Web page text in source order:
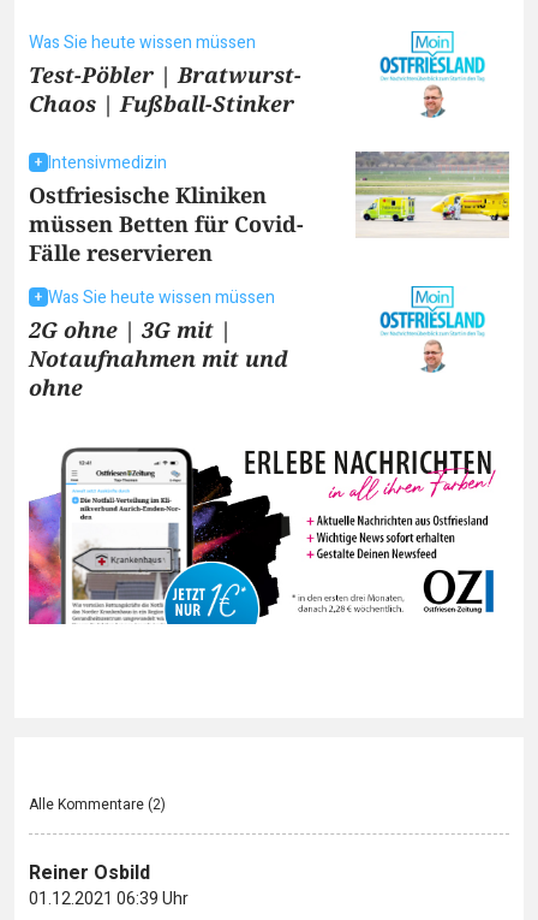
Was Sie heute wissen müssen
Test-Pöbler | Bratwurst-
Chaos | Fußball-Stinker
Intensivmedizin
Ostfriesische Kliniken
müssen Betten für Covid-
Fälle reservieren
Was Sie heute wissen müssen
2G ohne | 3G mit |
Notaufnahmen mit und
ohne
Alle Kommentare (2)
Reiner Osbild
01.12.2021 06:39 Uhr